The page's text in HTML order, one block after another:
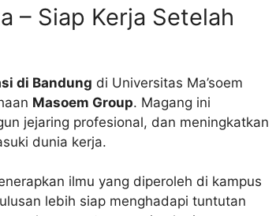
– Siap Kerja Setelah
di Bandung di Universitas Ma’soem
Masoem Group. Magang ini
jejaring profesional, dan meningkatkan
dunia kerja.
ilmu yang diperoleh di kampus
lebih siap menghadapi tuntutan